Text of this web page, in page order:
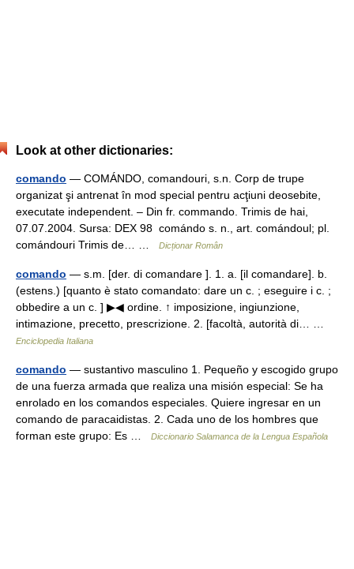
Look at other dictionaries:
comando — COMÁNDO, comandouri, s.n. Corp de trupe
organizat şi antrenat în mod special pentru acţiuni deosebite,
executate independent. – Din fr. commando. Trimis de hai,
07.07.2004. Sursa: DEX 98 comándo s. n., art. comándoul; pl.
comándouri Trimis de… …
Dicționar Român
comando — s.m. [der. di comandare ]. 1. a. [il comandare]. b.
(estens.) [quanto è stato comandato: dare un c. ; eseguire i c. ;
obbedire a un c. ] ▶◀ ordine. ↑ imposizione, ingiunzione,
intimazione, precetto, prescrizione. 2. [facoltà, autorità di… …
Enciclopedia Italiana
comando — sustantivo masculino 1. Pequeño y escogido grupo
de una fuerza armada que realiza una misión especial: Se ha
enrolado en los comandos especiales. Quiere ingresar en un
comando de paracaidistas. 2. Cada uno de los hombres que
forman este grupo: Es …
Diccionario Salamanca de la Lengua Española